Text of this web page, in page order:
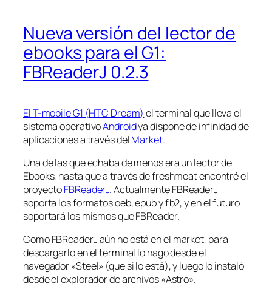
Nueva versión del lector de
ebooks para el G1:
FBReaderJ 0.2.3
El T-mobile G1 (HTC Dream) el terminal que lleva el
sistema operativoAndroidya dispone de infinidad de
aplicaciones a través delMarket.
Una de las que echaba de menos era un lector de
Ebooks, hasta que a través de freshmeat encontré el
proyectoFBReaderJ. Actualmente FBReaderJ
soporta los formatos oeb, epub y fb2, y en el futuro
soportará los mismos que FBReader.
Como FBReaderJ aún no está en el market, para
descargarlo en el terminal lo hago desde el
navegador «Steel» (que si lo está), y luego lo instaló
desde el explorador de archivos «Astro».